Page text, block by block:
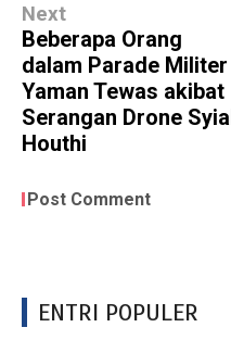
Next
Beberapa Orang
dalam Parade Militer
Yaman Tewas akibat
Serangan Drone
Houthi
Post Comment
ENTRI POPULER